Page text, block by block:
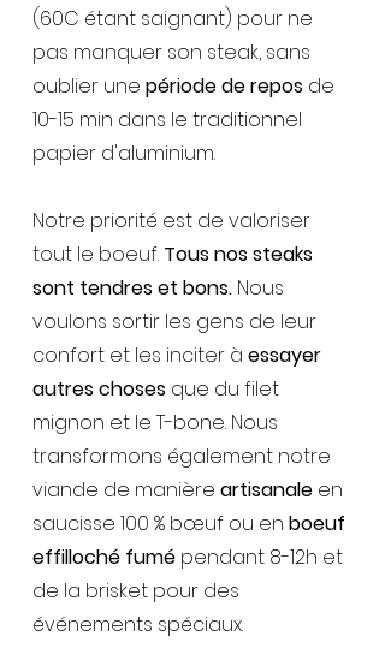
(60C étant saignant) pour ne
pas manquer son steak, sans
oublier une période de repos de
10-15 min dans le traditionnel
papier d'aluminium.
Notre priorité est de valoriser
tout le boeuf. Tous nos steaks
sont tendres et bons. Nous
voulons sortir les gens de leur
confort et les inciter à essayer
autres choses que du filet
mignon et le T-bone. Nous
transformons également notre
viande de manière artisanale en
saucisse 100 % bœuf ou en boeuf
effilloché fumé pendant 8-12h et
de la brisket pour des
événements spéciaux.